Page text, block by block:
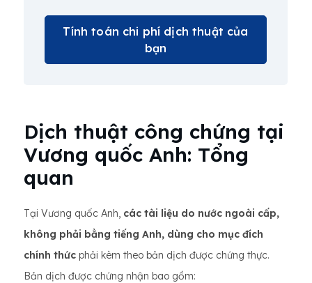
Tính toán chi phí dịch thuật của
bạn
Dịch thuật công chứng tại
Vương quốc Anh: Tổng
quan
Tại Vương quốc Anh, các tài liệu do nước ngoài cấp,
không phải bằng tiếng Anh, dùng cho mục đích
chính thức phải kèm theo bản dịch được chứng thực.
Bản dịch được chứng nhận bao gồm: